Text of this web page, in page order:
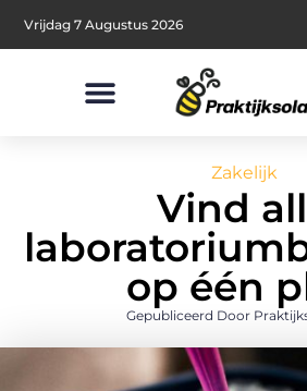
Vrijdag 7 Augustus 2026
Zakelijk
Vind
op één
Gepubliceerd Door